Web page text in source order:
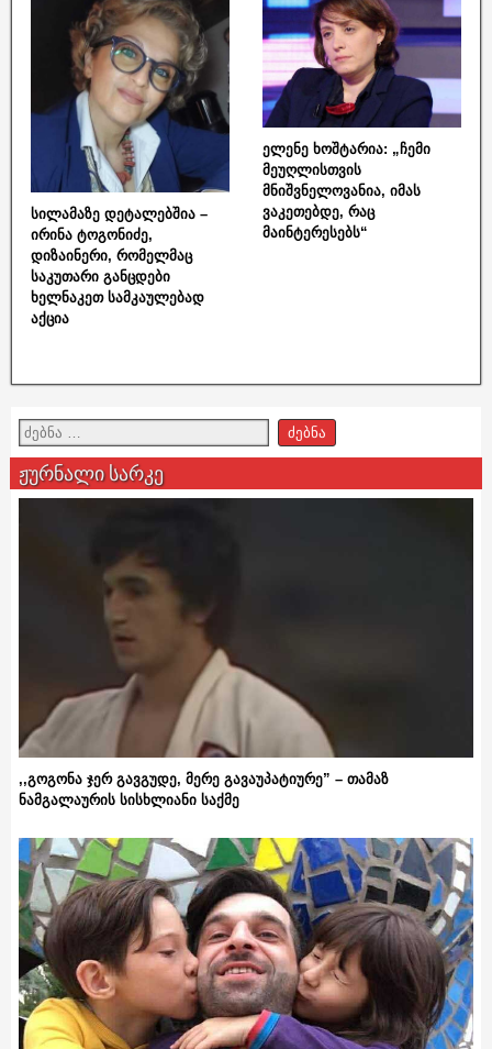
სილამაზე დეტალებშია –
ირინა ტოგონიძე,
დიზაინერი, რომელმაც
საკუთარი განცდები
ხელნაკეთ სამკაულებად
აქცია
ელენე ხოშტარია: „ჩემი
მეუღლისთვის
მნიშვნელოვანია, იმას
ვაკეთებდე, რაც
მაინტერესებს“
ჟურნალი სარკე
,,გოგონა ჯერ გავგუდე, მერე გავაუპატიურე” – თამაზ
ნამგალაურის სისხლიანი საქმე